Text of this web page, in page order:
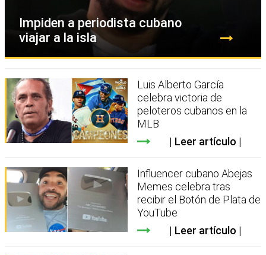
Impiden a periodista cubano
viajar a la isla
Luis Alberto García
celebra victoria de
peloteros cubanos en la
MLB
Leer artículo
Influencer cubano Abejas
Memes celebra tras
recibir el Botón de Plata de
YouTube
Leer artículo